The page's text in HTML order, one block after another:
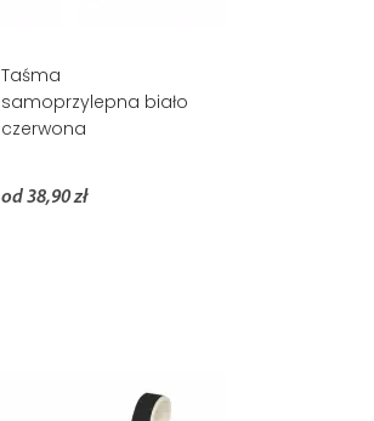
Taśma
samoprzylepna biało
czerwona
od 38,90 zł